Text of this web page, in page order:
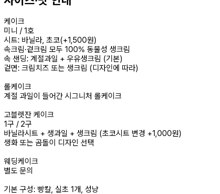
케이크
미니 / 1호
시트: 바닐라, 초코(+1,500원)
속크림·겉크림 모두 100% 동물성 생크림
속 샌딩: 계절과일 + 우유생크림 (기본)
겉면: 크림치즈 또는 생크림 (디자인에 따라)
롤케이크
계절 과일이 들어간 시그니처 롤케이크
고블렛잔 케이크
1구 / 2구
바닐라시트 + 생과일 + 생크림 (초코시트 변경 +1,000원)
생화 또는 곰돌이 디자인 선택
웨딩케이크
별도 문의
기본 구성: 빵칼, 실초 1개, 성냥